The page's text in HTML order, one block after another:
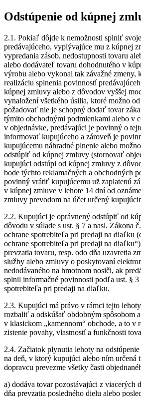
Odstúpenie od kúpnej
2.1. Pokiaľ dôjde k nemožnosti splniť
predávajúceho, vyplývajúce mu z kúpnej
vypredania zásob, nedostupnosti tovaru
alebo dodávateľ tovaru dohodnutého v
výrobu alebo vykonal tak závažné zmeny,
realizáciu splnenia povinností
kúpnej zmluvy alebo z dôvodov vyššej
vynaložení všetkého úsilia, ktoré možno
požadovať nie je schopný dodať tovar
týmito obchodnými podmienkami alebo v
v objednávke, predávajúci je povinný o
informovať kupujúceho a zároveň je
kupujúcemu náhradné plnenie alebo
odstúpiť od kúpnej zmluvy (stornovať
kupujúci odstúpi od kúpnej zmluvy z
bode týchto reklamačných a obchodných
povinný vrátiť kupujúcemu už zaplatenú
v kúpnej zmluve v lehote 14 dní od
zmluvy prevodom na účet určený
2.2. Kupujúci je oprávnený odstúpiť od
dôvodu v súlade s ust. § 7 a nasl. Zákona
ochrane spotrebiteľa pri predaji na diaľku
ochrane spotrebiteľa pri predaji na
prevzatia tovaru, resp. odo dňa uzavretia
služby alebo zmluvy o poskytovaní
nedodávaného na hmotnom nosiči, ak
splnil informačné povinnosti podľa ust. § 3
spotrebiteľa pri predaji na diaľku.
2.3. Kupujúci má právo v rámci tejto
rozbaliť a odskúšať obdobným spôsobom
v klasickom „kamennom“ obchode, a to v
zistenie povahy, vlastností a funkčnosti
2.4. Začiatok plynutia lehoty na
na deň, v ktorý kupujúci alebo ním určená
dopravcu prevezme všetky časti
a) dodáva tovar pozostávajúci z viacerých
dňa prevzatia posledného dielu alebo